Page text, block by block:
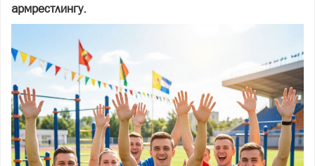
армрестлингу.